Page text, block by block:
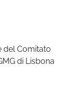
del Comitato
di Lisbona